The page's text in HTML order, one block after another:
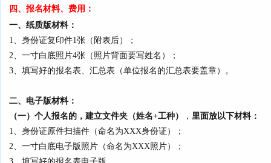
四、报名材料、费用：
一、纸质版材料：
1、身份证复印件1张（附表后）
；
2、一寸白底照片4张（照片背面要写姓名）；
3、填写好的报名表、汇总表（单位报名的汇总表要盖章）。
二、电子版材料：
（一）个人报名的，建立文件夹（姓名+工种）
， 里面放以下材料：
1、身份证原件扫描件（命名为XXX身份证）；
2、一寸白底电子版照片（命名为XXX照片）；